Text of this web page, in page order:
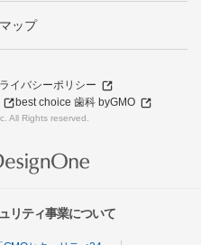
ップ
イバシーポリシー
best choice 歯科 byGMO
All Rights reserved.
リティ事業について